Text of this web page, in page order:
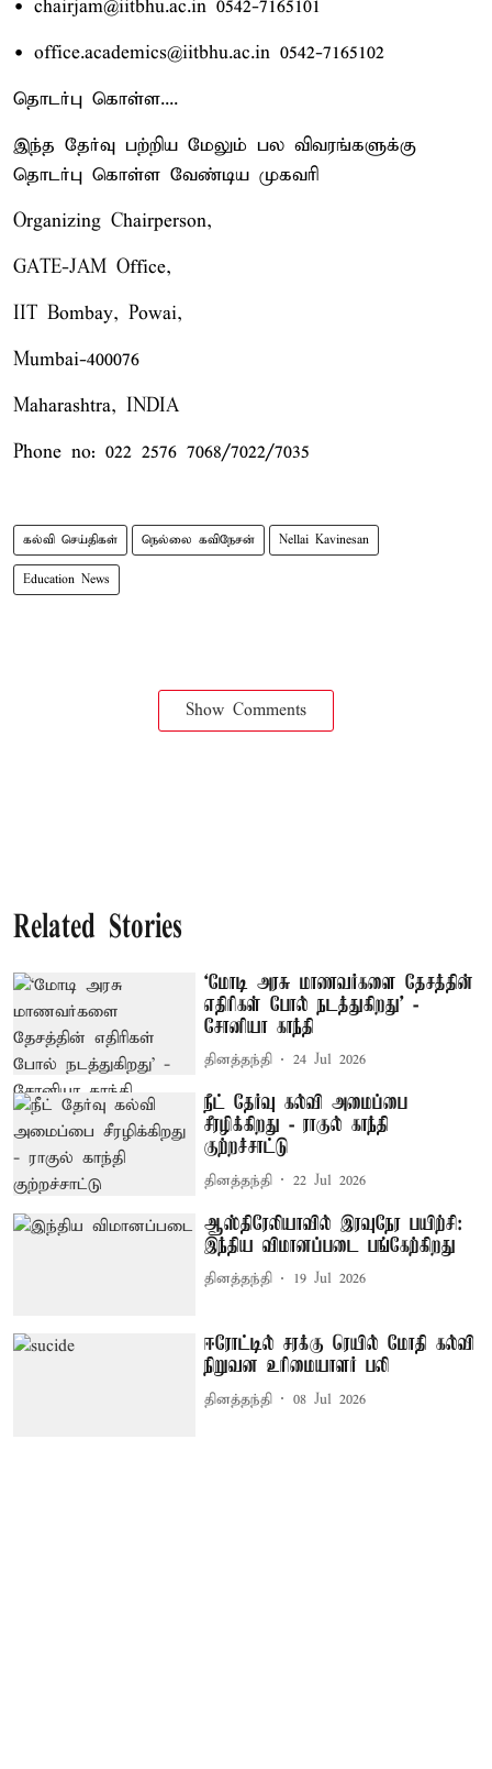
• chairjam@iitbhu.ac.in 0542-7165101
• office.academics@iitbhu.ac.in 0542-7165102
தொடர்பு கொள்ள....
இந்த தேர்வு பற்றிய மேலும் பல விவரங்களுக்கு
தொடர்பு கொள்ள வேண்டிய முகவரி
Organizing Chairperson,
GATE-JAM Office,
IIT Bombay, Powai,
Mumbai-400076
Maharashtra, INDIA
Phone no: 022 2576 7068/7022/7035
கல்வி செய்திகள் நெல்லை கவிநேசன் Nellai Kavinesan
Education News
Show Comments
Related Stories
‘மோடி அரசு மாணவர்களை தேசத்தின்
எதிரிகள் போல் நடத்துகிறது’ -
சோனியா காந்தி
தினத்தந்தி 24 Jul 2026
நீட் தேர்வு கல்வி அமைப்பை
சீரழிக்கிறது - ராகுல் காந்தி
குற்றச்சாட்டு
தினத்தந்தி 22 Jul 2026
ஆஸ்திரேலியாவில் இரவுநேர பயிற்சி:
இந்திய விமானப்படை பங்கேற்கிறது
தினத்தந்தி 19 Jul 2026
ஈரோட்டில் சரக்கு ரெயில் மோதி கல்வி
நிறுவன உரிமையாளர் பலி
தினத்தந்தி 08 Jul 2026